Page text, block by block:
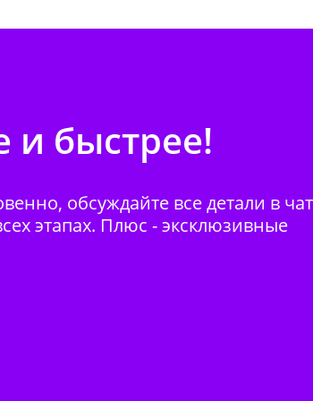
и быстрее!
обсуждайте все детали в
этапах. Плюс - эксклюзивные